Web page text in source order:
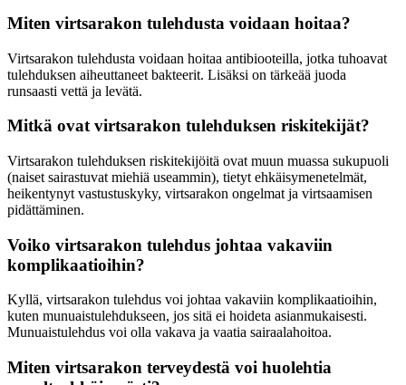
Miten virtsarakon tulehdusta voidaan hoitaa?
Virtsarakon tulehdusta voidaan hoitaa antibiooteilla, jotka tuhoavat
tulehduksen aiheuttaneet bakteerit. Lisäksi on tärkeää juoda
runsaasti vettä ja levätä.
Mitkä ovat virtsarakon tulehduksen riskitekijät?
Virtsarakon tulehduksen riskitekijöitä ovat muun muassa sukupuoli
(naiset sairastuvat miehiä useammin), tietyt ehkäisymenetelmät,
heikentynyt vastustuskyky, virtsarakon ongelmat ja virtsaamisen
pidättäminen.
Voiko virtsarakon tulehdus johtaa vakaviin
komplikaatioihin?
Kyllä, virtsarakon tulehdus voi johtaa vakaviin komplikaatioihin,
kuten munuaistulehdukseen, jos sitä ei hoideta asianmukaisesti.
Munuaistulehdus voi olla vakava ja vaatia sairaalahoitoa.
Miten virtsarakon terveydestä voi huolehtia